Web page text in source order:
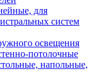
для
систем
освещения
потолочные
напольные,